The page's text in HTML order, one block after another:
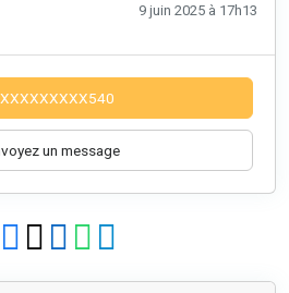
9 juin 2025 à 17h13
un message